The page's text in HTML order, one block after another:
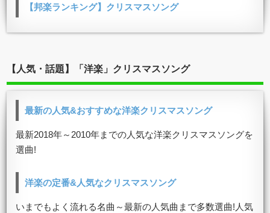
【邦楽ランキング】クリスマスソング
【人気・話題】「洋楽」クリスマスソング
最新の人気&おすすめな洋楽クリスマスソング
最新2018年～2010年までの人気な洋楽クリスマスソングを
選曲!
洋楽の定番&人気なクリスマスソング
いまでもよく流れる名曲～最新の人気曲まで多数選曲!人気